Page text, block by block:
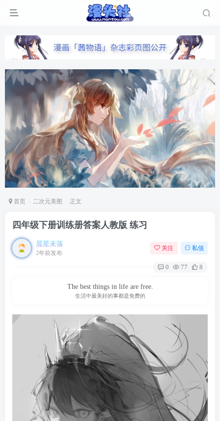
首页 二次元美图 正文
四年级下册训练册答案人教版 练习
晨星未落
2年前发布
关注 私信
0 77 8
The best things in life are free.
生活中最美好的事都是免费的